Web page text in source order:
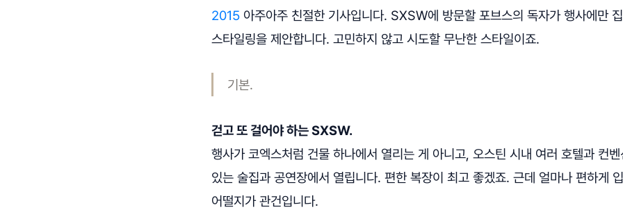
2015 아주아주 친절한 기사입니다. SXSW에 방문할 포브스의 독자가 행사에만
스타일링을 제안합니다. 고민하지 않고 시도할 무난한 스타일이죠.
기본.
걷고 또 걸어야 하는 SXSW.
행사가 코엑스처럼 건물 하나에서 열리는 게 아니고, 오스틴 시내 여러 호텔과 컨벤
있는 술집과 공연장에서 열립니다. 편한 복장이 최고 좋겠죠. 근데 얼마나 편하게
어떨지가 관건입니다.